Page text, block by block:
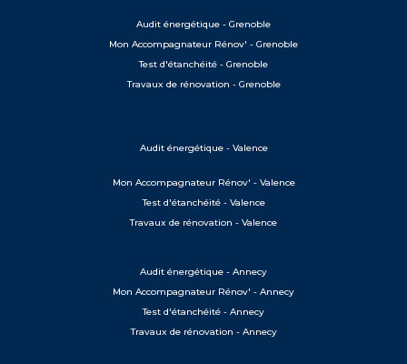
Audit énergétique - Grenoble
Mon Accompagnateur Rénov' - Grenoble
Test d'étanchéité - Grenoble
Travaux de rénovation - Grenoble
Audit énergétique - Valence
Mon Accompagnateur Rénov' - Valence
Test d'étanchéité - Valence
Travaux de rénovation - Valence
Audit énergétique - Annecy
Mon Accompagnateur Rénov' - Annecy
Test d'étanchéité - Annecy
Travaux de rénovation - Annecy